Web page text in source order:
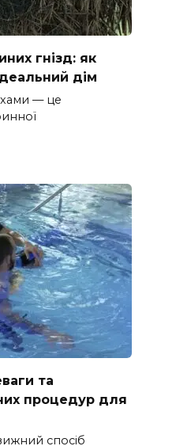
гнізд: як
дім
— це
та
процедур для
спосіб